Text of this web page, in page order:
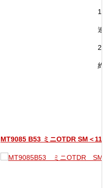
連
約
MT9085 B53 ミニOTDR SM＜
MT9085 B53 ミニOTDR SM＜